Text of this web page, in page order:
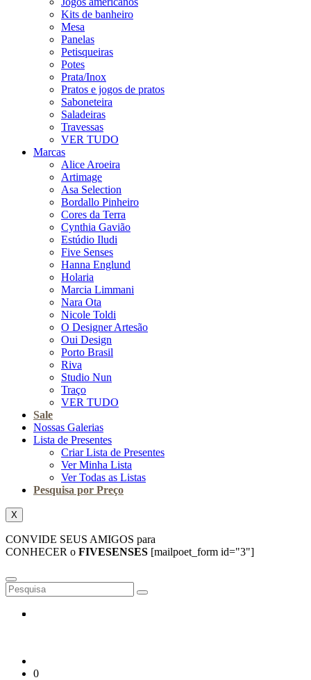
Kits de banheiro
Mesa
Panelas
Petisqueiras
Potes
Prata/Inox
Pratos e jogos de pratos
Saboneteira
Saladeiras
Travessas
VER TUDO
Marcas
Alice Aroeira
Artimage
Asa Selection
Bordallo Pinheiro
Cores da Terra
Cynthia Gavião
Estúdio Iludi
Five Senses
Hanna Englund
Holaria
Marcia Limmani
Nara Ota
Nicole Toldi
O Designer Artesão
Oui Design
Porto Brasil
Riva
Studio Nun
Traço
VER TUDO
Sale
Nossas Galerias
Lista de Presentes
Criar Lista de Presentes
Ver Minha Lista
Ver Todas as Listas
Pesquisa por Preço
X
CONVIDE SEUS AMIGOS para
CONHECER o FIVESENSES [mailpoet_form id="3"]
0